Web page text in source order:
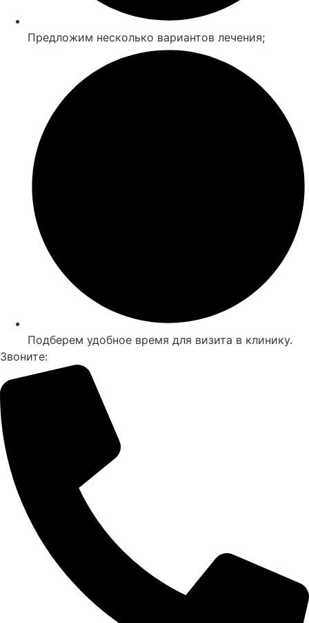
Предложим несколько вариантов лечения;
Подберем удобное время для визита в клинику.
Звоните: